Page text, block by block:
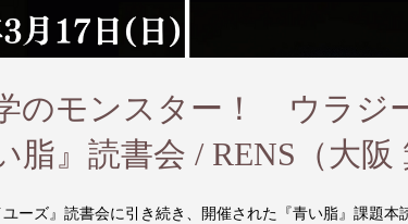
のモンスター！ ウラジ
脂』読書会 / RENS（大阪
ーズ』読書会に引き続き、開催された『青い脂』課題本